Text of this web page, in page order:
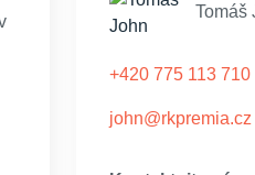
Tomáš
+420 775 113 710
john@rkpremia.cz